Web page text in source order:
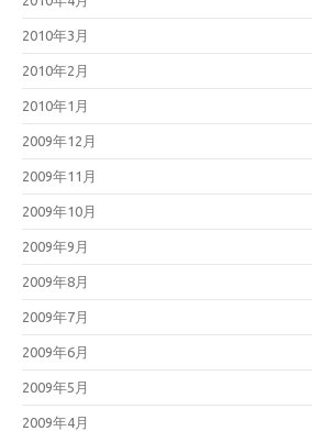
2010年3月
2010年2月
2010年1月
2009年12月
2009年11月
2009年10月
2009年9月
2009年8月
2009年7月
2009年6月
2009年5月
2009年4月